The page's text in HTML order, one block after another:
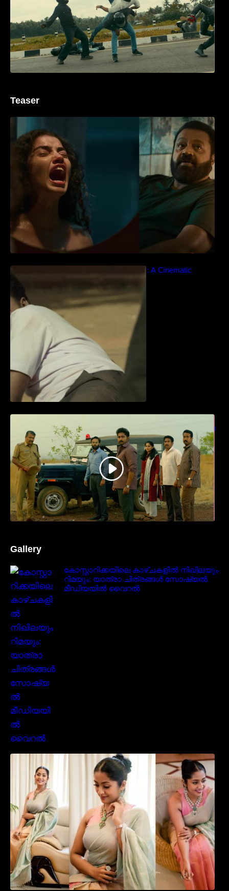
Teaser
‘ജെഎസ്‌കെ’ ടീസർ പുറത്ത്; വക്കീൽ
വേഷത്തിൽ നിറഞ്ഞാടി സുരേഷ് ഗോപി..
Idiyan Chandhu – Teaser: A Cinematic
എത്തുന്ന “പാർട്നെർസ്” പ്രേക്ഷക ശ്രദ്ധ
നേടിയ ടീസർ കാണാം..
Gallery
കോസ്റ്റാറിക്കയിലെ കാഴ്ചകളിൽ നിഖിലയും
റിമയും: യാത്രാ ചിത്രങ്ങൾ സോഷ്യൽ
മീഡിയയിൽ വൈറൽ
സാരിയിൽ സുന്ദരിയായി മലയിലകളുടെ
പ്രിയ താരം നവ്യാ നായർ| Malayalam
favourite actress Navya Nair cute in saree